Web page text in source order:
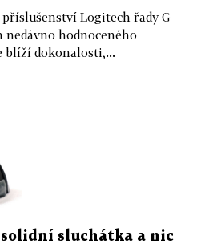
Logitech řady G
hodnoceného
blíží dokonalosti,...
solidní sluchátka a nic